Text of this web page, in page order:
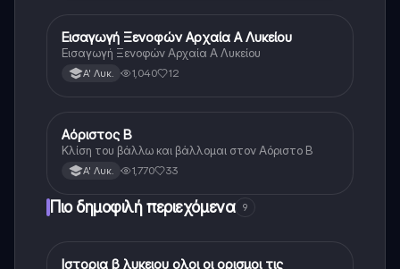
Αρχαία Ελληνικά
Εισαγωγή Ξενοφών Αρχαία Α Λυκείου
Εισαγωγή Ξενοφών Αρχαία Α Λυκείου
Α' Λυκ. 1,040 12
Αρχαία Ελληνικά
Αόριστος Β
Κλίση του βάλλω και βάλλομαι στον Αόριστο Β
Α' Λυκ. 1,770 33
Πιο δημοφιλή περιεχόμενα 9
Ιστορία
Ιστορια β λυκειου ολοι οι ορισμοι τις